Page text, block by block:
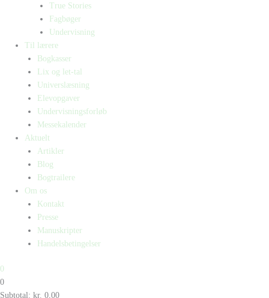
True Stories
Fagbøger
Undervisning
Til lærere
Bogkasser
Lix og let-tal
Universlæsning
Elevopgaver
Undervisningsforløb
Messekalender
Aktuelt
Artikler
Blog
Bogtrailere
Om os
Kontakt
Presse
Manuskripter
Handelsbetingelser
0
0
Subtotal: kr. 0,00